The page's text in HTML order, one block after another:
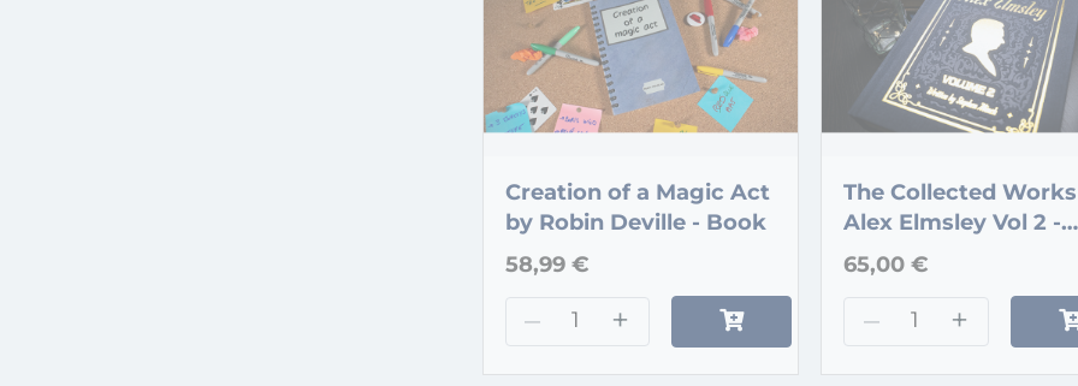
Creation of a Magic Act
by Robin Deville - Book
58,99 €
– +
The Collected
Alex Elmsley Vol 2 -
Book
65,00 €
– +